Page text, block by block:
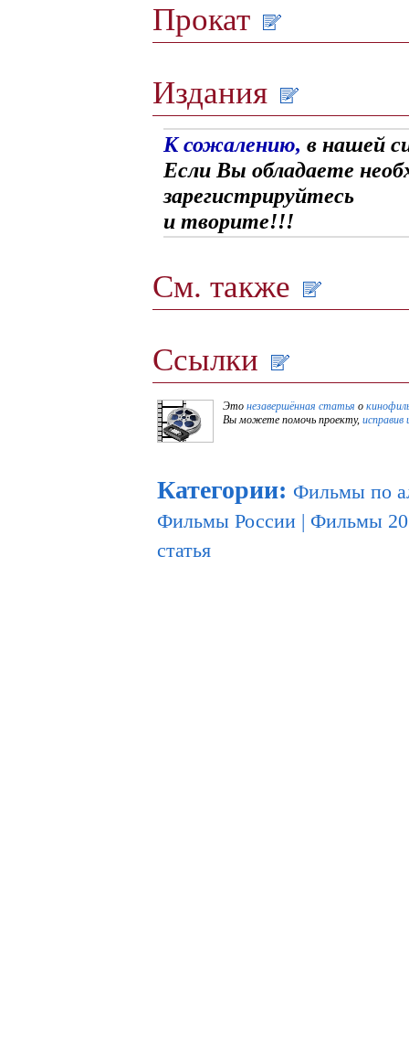
Прокат
Издания
К сожалению, в нашей
Если Вы обладаете
зарегистрируйтесь
и творите!!!
См. также
Ссылки
Это незавершённая статья о
Вы можете помочь проекту, исправив
Категории: Фильмы по
Фильмы России | Фильмы
статья